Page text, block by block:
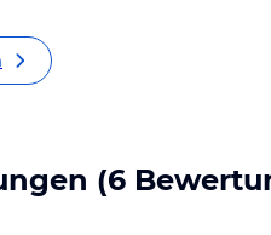
(6